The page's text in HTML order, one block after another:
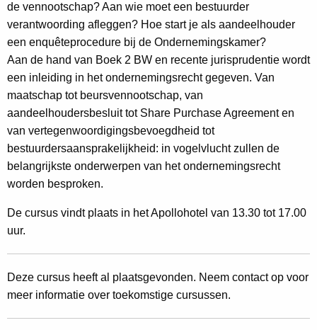
de vennootschap? Aan wie moet een bestuurder
verantwoording afleggen? Hoe start je als aandeelhouder
een enquêteprocedure bij de Ondernemingskamer?
Aan de hand van Boek 2 BW en recente jurisprudentie wordt
een inleiding in het ondernemingsrecht gegeven. Van
maatschap tot beursvennootschap, van
aandeelhoudersbesluit tot Share Purchase Agreement en
van vertegenwoordigingsbevoegdheid tot
bestuurdersaansprakelijkheid: in vogelvlucht zullen de
belangrijkste onderwerpen van het ondernemingsrecht
worden besproken.
De cursus vindt plaats in het Apollohotel van 13.30 tot 17.00
uur.
Deze cursus heeft al plaatsgevonden. Neem contact op voor
meer informatie over toekomstige cursussen.